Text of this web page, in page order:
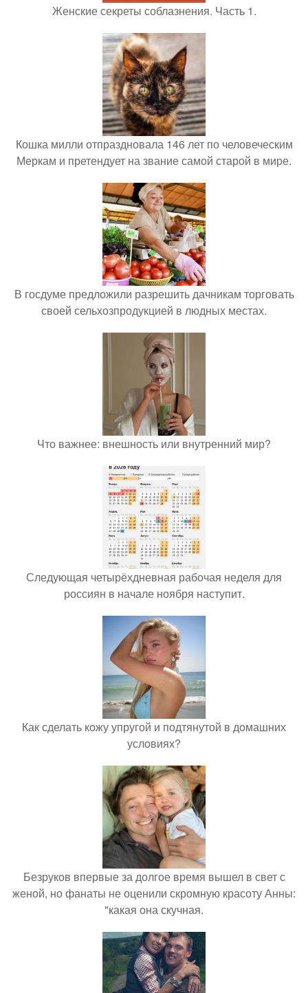
Женские секреты соблазнения. Часть 1.
Кошка милли отпраздновала 146 лет по человеческим
Меркам и претендует на звание самой старой в мире.
В госдуме предложили разрешить дачникам торговать
своей сельхозпродукцией в людных местах.
Что важнее: внешность или внутренний мир?
Следующая четырёхдневная рабочая неделя для
россиян в начале ноября наступит.
Как сделать кожу упругой и подтянутой в домашних
условиях?
Безруков впервые за долгое время вышел в свет с
женой, но фанаты не оценили скромную красоту Анны:
"какая она скучная.